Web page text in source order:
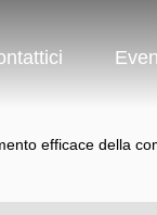
efficace della